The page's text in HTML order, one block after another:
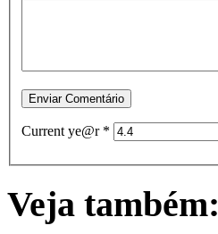
Current ye@r *
Veja também: